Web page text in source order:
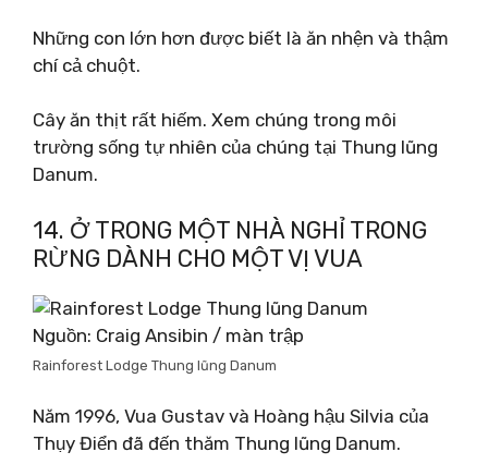
Những con lớn hơn được biết là ăn nhện và thậm
chí cả chuột.
Cây ăn thịt rất hiếm. Xem chúng trong môi
trường sống tự nhiên của chúng tại Thung lũng
Danum.
14. Ở TRONG MỘT NHÀ NGHỈ TRONG
RỪNG DÀNH CHO MỘT VỊ VUA
Nguồn: Craig Ansibin / màn trập
Rainforest Lodge Thung lũng Danum
Năm 1996, Vua Gustav và Hoàng hậu Silvia của
Thụy Điển đã đến thăm Thung lũng Danum.